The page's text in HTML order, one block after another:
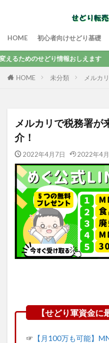
HOME 初心者向けせどり基礎
り情報おしえます
HOME 未分類 メルカ
メルカリで税務署が
介！
2022年4月7日 2022年4
☞ 【月100万も可能】